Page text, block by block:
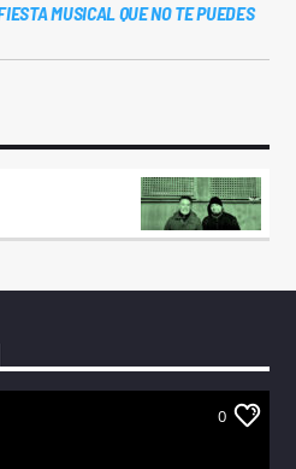
MUSICAL QUE NO TE PUEDES
0